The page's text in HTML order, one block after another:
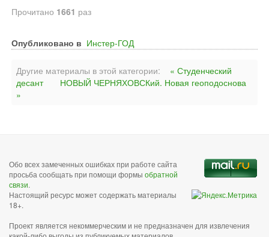
Прочитано 1661 раз
Опубликовано в Инстер-ГОД
Другие материалы в этой категории:
« Студенческий
десант
НОВЫЙ ЧЕРНЯХОВСКий. Новая геоподоснова
»
Обо всех замеченных ошибках при работе сайта
просьба сообщать при помощи формы обратной
связи.
Настоящий ресурс может содержать материалы
18+.
Проект является некоммерческим и не предназначен для извлечения